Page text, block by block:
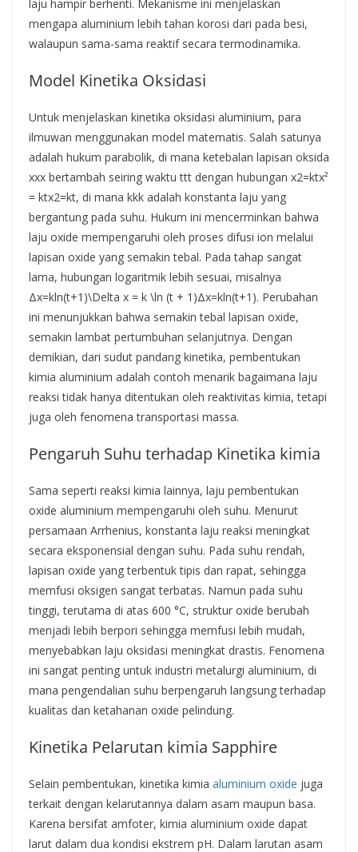
laju hampir berhenti. Mekanisme ini menjelaskan
mengapa aluminium lebih tahan korosi dari pada besi,
walaupun sama-sama reaktif secara termodinamika.
Model Kinetika Oksidasi
Untuk menjelaskan kinetika oksidasi aluminium, para
ilmuwan menggunakan model matematis. Salah satunya
adalah hukum parabolik, di mana ketebalan lapisan oksida
xxx bertambah seiring waktu ttt dengan hubungan x2=ktx²
= ktx2=kt, di mana kkk adalah konstanta laju yang
bergantung pada suhu. Hukum ini mencerminkan bahwa
laju oxide mempengaruhi oleh proses difusi ion melalui
lapisan oxide yang semakin tebal. Pada tahap sangat
lama, hubungan logaritmik lebih sesuai, misalnya
Δx=kln⁡(t+1)\Delta x = k \ln (t + 1)Δx=kln(t+1). Perubahan
ini menunjukkan bahwa semakin tebal lapisan oxide,
semakin lambat pertumbuhan selanjutnya. Dengan
demikian, dari sudut pandang kinetika, pembentukan
kimia aluminium adalah contoh menarik bagaimana laju
reaksi tidak hanya ditentukan oleh reaktivitas kimia, tetapi
juga oleh fenomena transportasi massa.
Pengaruh Suhu terhadap Kinetika kimia
Sama seperti reaksi kimia lainnya, laju pembentukan
oxide aluminium mempengaruhi oleh suhu. Menurut
persamaan Arrhenius, konstanta laju reaksi meningkat
secara eksponensial dengan suhu. Pada suhu rendah,
lapisan oxide yang terbentuk tipis dan rapat, sehingga
memfusi oksigen sangat terbatas. Namun pada suhu
tinggi, terutama di atas 600 °C, struktur oxide berubah
menjadi lebih berpori sehingga memfusi lebih mudah,
menyebabkan laju oksidasi meningkat drastis. Fenomena
ini sangat penting untuk industri metalurgi aluminium, di
mana pengendalian suhu berpengaruh langsung terhadap
kualitas dan ketahanan oxide pelindung.
Kinetika Pelarutan kimia Sapphire
Selain pembentukan, kinetika kimia aluminium oxide juga
terkait dengan kelarutannya dalam asam maupun basa.
Karena bersifat amfoter, kimia aluminium oxide dapat
larut dalam dua kondisi ekstrem pH. Dalam larutan asam